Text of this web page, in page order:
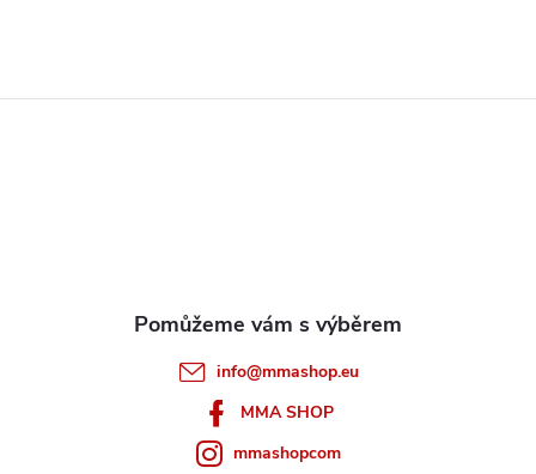
info@mmashop.eu
MMA SHOP
mmashopcom